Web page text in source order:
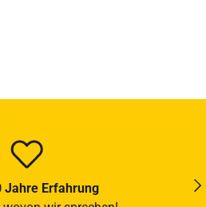
Jahre Erfahrung